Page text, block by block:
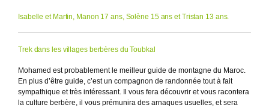
Isabelle et Martin, Manon 17 ans, Solène 15 ans et Tristan 13 ans.
Trek dans les villages berbères du Toubkal
Mohamed est probablement le meilleur guide de montagne du Maroc.
En plus d’être guide, c’est un compagnon de randonnée tout à fait
sympathique et très intéressant. Il vous fera découvrir et vous racontera
la culture berbère, il vous prémunira des arnaques usuelles, et sera